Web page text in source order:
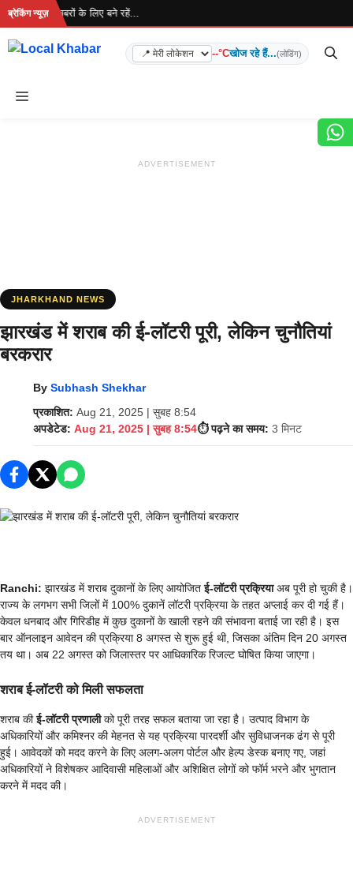
Skip
content
ब्रेकिंग न्यूज़
है... ताज़ा खबरों के लिए बने रहें...
--°Cखोज रहे हैं...(लोडिंग)
Menu
ADVERTISEMENT
JHARKHAND NEWS
झारखंड में शराब की ई-लॉटरी पूरी, लेकिन चुनौतियां
बरकरार
By Subhash Shekhar
प्रकाशित: Aug 21, 2025 | सुबह 8:54
अपडेटेड: Aug 21, 2025 | सुबह 8:54⏱️ पढ़ने का समय: 3 मिनट
Ranchi: झारखंड में शराब दुकानों के लिए आयोजितई-लॉटरी प्रक्रियाअब पूरी हो चुकी है।
राज्य के लगभग सभी जिलों में 100% दुकानें लॉटरी प्रक्रिया के तहत अप्‍लाई कर दी गई हैं।
केवल धनबाद और गिरिडीह में कुछ दुकानों के खाली रहने की संभावना बताई जा रही है। इस
बार ऑनलाइन आवेदन की प्रक्रिया 8 अगस्त से शुरू हुई थी, जिसका अंतिम दिन 20 अगस्त
तय था। अब 22 अगस्त को जिलास्तर पर आधिकारिक रिजल्ट घोषित किया जाएगा।
शराब ई-लॉटरी को मिली सफलता
शराब कीई-लॉटरी प्रणालीको पूरी तरह सफल बताया जा रहा है। उत्पाद विभाग के
अधिकारियों और कमिश्नर की मेहनत से यह प्रक्रिया पारदर्शी और सुविधाजनक ढंग से पूरी
हुई। आवेदकों को मदद करने के लिए अलग-अलग पोर्टल और हेल्प डेस्क बनाए गए, जहां
अधिकारियों ने विशेषकर आदिवासी महिलाओं और अशिक्षित लोगों को फॉर्म भरने और भुगतान
करने में मदद की।
ADVERTISEMENT